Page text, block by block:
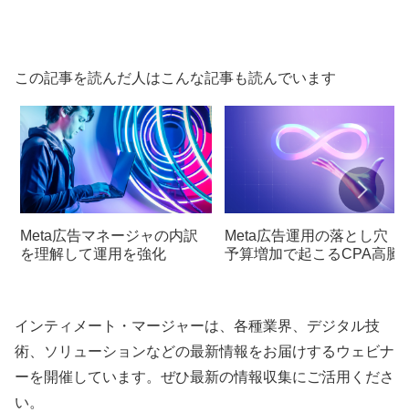
この記事を読んだ人はこんな記事も読んでいます
Meta広告マネージャの内訳
を理解して運用を強化
Meta広告運用の落とし穴：
予算増加で起こるCPA高騰
インティメート・マージャーは、各種業界、デジタル技
術、ソリューションなどの最新情報をお届けするウェビナ
ーを開催しています。ぜひ最新の情報収集にご活用くださ
い。